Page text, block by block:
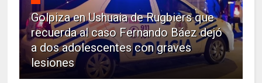
Golpiza en Ushuaia de Rugbiers que
recuerda al caso Fernando Báez dejó
a dos adolescentes con graves
lesiones